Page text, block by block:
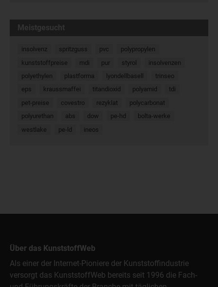
Meistgesucht
insolvenz spritzguss pvc
polypropylen
kunststoffpreise
mdi pur styrol
insolvenzen
polyethylen
plastforma lyondellbasell
trinseo
eps
kraussmaffei titandioxid polyamid
tdi
pet-preise
covestro rezyklat
polycarbonat
polyurethan
abs dow pe-hd
bolta-werke
westlake
pe-ld ineos
Über das KunststoffWeb
Als einer der Internet-Pioniere der Kunststoffindustrie
versorgt das KunststoffWeb bereits seit 1996 die Fach-